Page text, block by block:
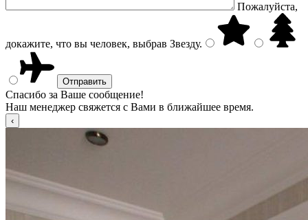
Пожалуйста,
докажите, что вы человек, выбрав Звезду.
Спасибо за Ваше сообщение!
Наш менеджер свяжется с Вами в ближайшее время.